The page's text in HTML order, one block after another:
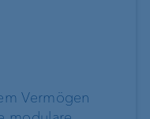
Vermögen